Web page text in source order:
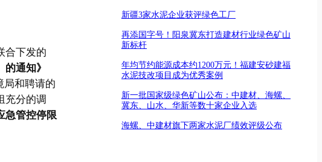
合下发的
通知》
局和聘请的
充分的调
急管控停限
新疆3家水泥企业获评绿色工厂
再添国字号！阳泉冀东打造建材行业绿色矿山
新标杆
年均节约能源成本约1200万元！福建安砂建福
水泥技改项目成为优秀案例
新一批国家级绿色矿山公布：中建材、海螺、
冀东、山水、华新等数十家企业入选
海螺、中建材旗下两家水泥厂绩效评级公布